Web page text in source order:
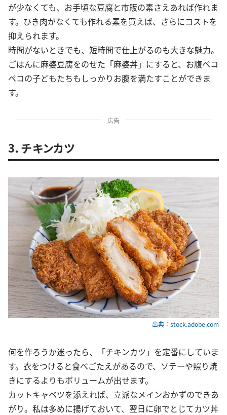
が少なくても、お手頃な豆腐と市販の素さえあれば作れま
す。ひき肉がなくても作れる素を買えば、さらにコストを
抑えられます。
時間がないときでも、短時間で仕上がるのも大きな魅力。
ごはんに麻婆豆腐をのせた「麻婆丼」にすると、お腹ペコ
ペコの子どもたちもしっかりお腹を満たすことができま
す。
広告
3．チキンカツ
出典：stock.adobe.com
何を作ろうか迷ったら、「チキンカツ」を定番にしていま
す。衣をつけると食べごたえがあるので、ソテーや照り焼
きにするよりもボリュームが出せます。
カットキャベツを添えれば、立派なメインおかずのできあ
がり。私は多めに揚げておいて、翌日に卵でとじてカツ丼